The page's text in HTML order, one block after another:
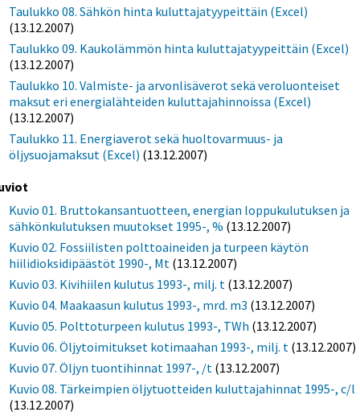
Taulukko 08. Sähkön hinta kuluttajatyypeittäin (Excel)
(13.12.2007)
Taulukko 09. Kaukolämmön hinta kuluttajatyypeittäin (Excel)
(13.12.2007)
Taulukko 10. Valmiste- ja arvonlisäverot sekä veroluonteiset
maksut eri energialähteiden kuluttajahinnoissa (Excel)
(13.12.2007)
Taulukko 11. Energiaverot sekä huoltovarmuus- ja
öljysuojamaksut (Excel) (13.12.2007)
Kuvio 01. Bruttokansantuotteen, energian loppukulutuksen ja
sähkönkulutuksen muutokset 1995-, % (13.12.2007)
Kuvio 02. Fossiilisten polttoaineiden ja turpeen käytön
hiilidioksidipäästöt 1990-, Mt (13.12.2007)
Kuvio 03. Kivihiilen kulutus 1993-, milj. t (13.12.2007)
Kuvio 04. Maakaasun kulutus 1993-, mrd. m3 (13.12.2007)
Kuvio 05. Polttoturpeen kulutus 1993-, TWh (13.12.2007)
Kuvio 06. Öljytoimitukset kotimaahan 1993-, milj. t (13.12.2007)
Kuvio 07. Öljyn tuontihinnat 1997-, /t (13.12.2007)
Kuvio 08. Tärkeimpien öljytuotteiden kuluttajahinnat 1995-, c/l
(13.12.2007)